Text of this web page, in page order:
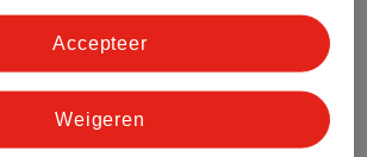
gecertificeerd drogist. Dit betekent dat je
Weigeren
Accepteer